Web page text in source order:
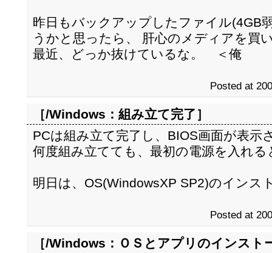
昨日もバックアップしたファイル(4GB
うかと思ったら、 肝心のメディアを買
最近、どっか抜けているな。 ＜俺
Posted at
［/Windows： 組み立て完了 ］
PCは組み立て完了し、BIOS画面が表示
何度組み立てても、最初の電源を入れ
明日は、OS(WindowsXP SP2)のインス
Posted at
［/Windows： ＯＳとアプリのインスト